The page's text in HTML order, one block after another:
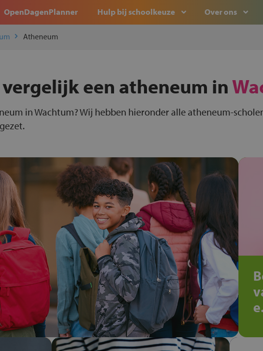
OpenDagenPlanner Hulp bij schoolkeuze Over ons
Atheneum
een atheneum in
in Wachtum? Wij hebben hieronder alle atheneum-